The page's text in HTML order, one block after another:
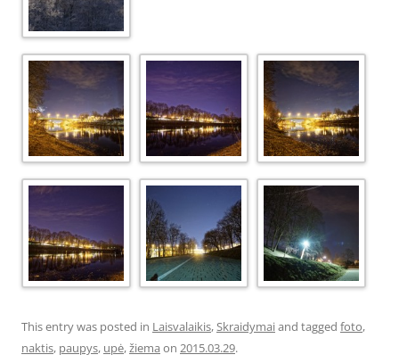
This entry was posted in Laisvalaikis,Skraidymaiand tagged foto,
naktis, paupys, upė,žiema on 2015.03.29.